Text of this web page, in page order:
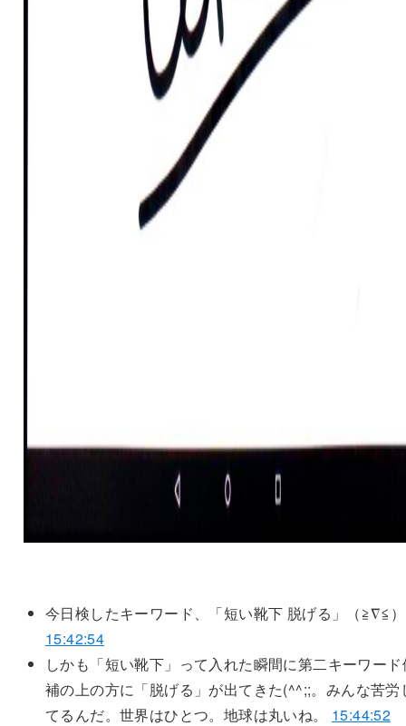
今日検したキーワード、「短い靴下 脱げる」（≧∇≦）
15:42:54
しかも「短い靴下」って入れた瞬間に第二キーワード
補の上の方に「脱げる」が出てきた(^^;;。みんな苦労
てるんだ。世界はひとつ。地球は丸いね。 15:44:52